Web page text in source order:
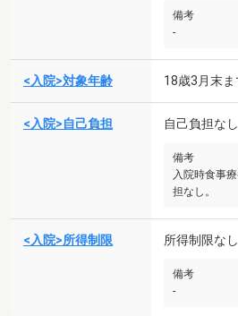
備考
-
<入院>対象年齢 18歳3月末ま
<入院>自己負担 自己負担なし
備考
入院時食事
担なし。
<入院>所得制限 所得制限なし
備考
-